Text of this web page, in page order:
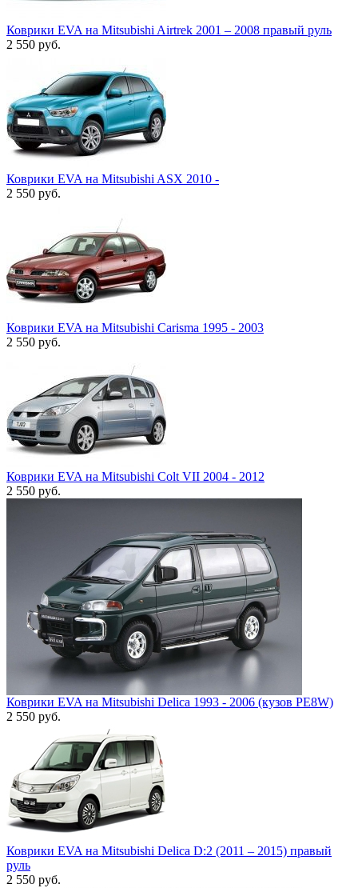
Коврики EVA на Mitsubishi Airtrek 2001 – 2008 правый руль
2 550 руб.
Коврики EVA на Mitsubishi ASX 2010 -
2 550 руб.
Коврики EVA на Mitsubishi Carisma 1995 - 2003
2 550 руб.
Коврики EVA на Mitsubishi Colt VII 2004 - 2012
2 550 руб.
Коврики EVA на Mitsubishi Delica 1993 - 2006 (кузов PE8W)
2 550 руб.
Коврики EVA на Mitsubishi Delica D:2 (2011 – 2015) правый
руль
2 550 руб.